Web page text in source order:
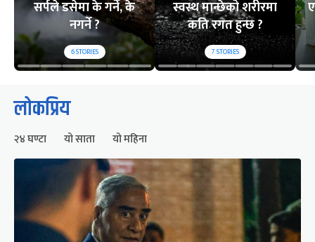
सर्पले डसेमा के गर्ने, के
नगर्ने ?
6STORIES
स्वस्थ मान्छेको शरीरमा
कति रगत हुन्छ ?
7STORIES
लोकप्रिय
२४ घण्टा यो साता यो महिना